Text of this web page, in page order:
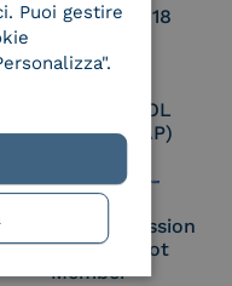
UNI EN ISO 27018
Certified PEPPOL
Access Point (AP)
Commission
Large Scale Pilot
Member
Puoi gestire